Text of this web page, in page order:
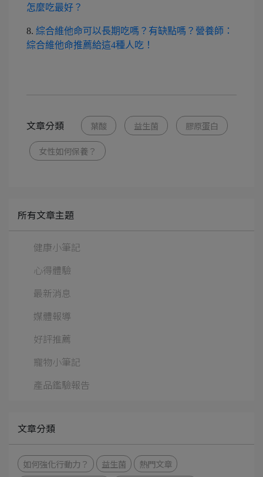
怎麼吃最好？
8. 綜合維他命可以長期吃嗎？有缺點嗎？營養師：
綜合維他命推薦給這4種人吃！
文章分類 葉酸 益生菌 膠原蛋白
女性如何保養？
所有文章主題
健康小筆記
心得體驗
最新消息
媒體報導
好評推薦
寵物小筆記
產品鑑驗報告
文章分類
如何強化⾏動⼒？ 益生菌
熱門文章